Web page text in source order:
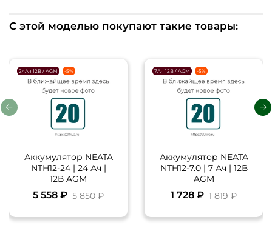
С этой моделью покупают такие товары:
24Ач 12В / AGM -5%
Аккумулятор NEATA
NTH12-24 | 24 Ач |
12В AGM
5 558 ₽ 5 850 ₽
7Ач 12В / AGM -5%
Аккумулятор NEATA
NTH12-7.0 | 7 Ач | 12В
AGM
1 728 ₽ 1 819 ₽